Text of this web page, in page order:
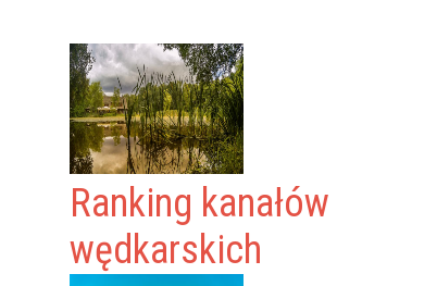
Ranking kanałów
wędkarskich